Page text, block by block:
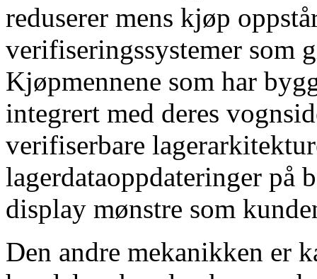
reduserer mens kjøp
verifiseringssystemer som
Kjøpmennene som har
integrert med deres
verifiserbare
lagerdataoppdateringer på
display mønstre som
Den andre mekanikken er